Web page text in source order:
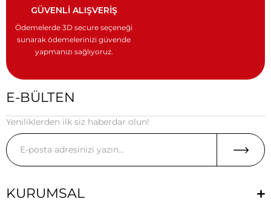
GÜVENLİ ALIŞVERİŞ
Ödemelerde 3D secure seçeneği
sunarak ödemelerinizi güvende
yapmanızı sağlıyoruz.
E-BÜLTEN
Yeniliklerden ilk siz haberdar olun!
KURUMSAL